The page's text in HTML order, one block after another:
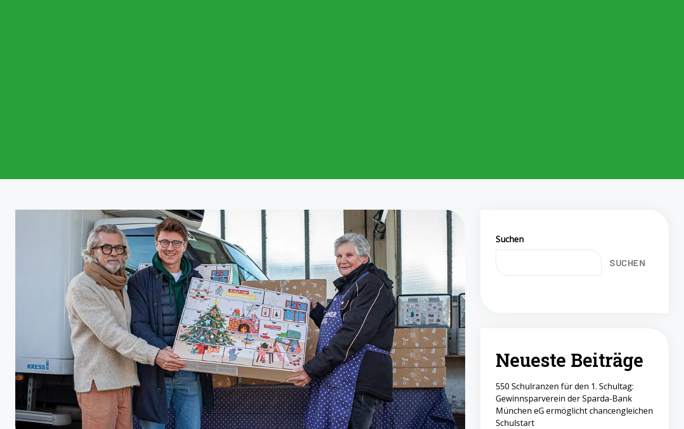
Suchen
SUCHEN
Neueste Beiträge
550 Schulranzen für den 1. Schultag:
Gewinnsparverein der Sparda-Bank
München eG ermöglicht chancengleichen
Schulstart